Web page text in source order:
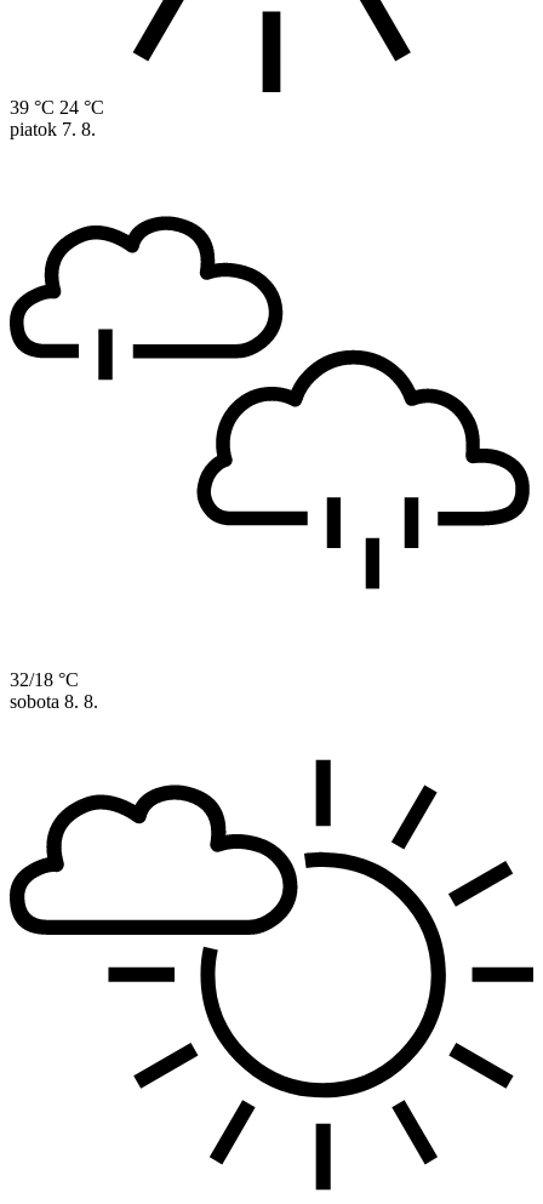
39 °C 24 °C
piatok 7. 8.
32/18 °C
sobota 8. 8.